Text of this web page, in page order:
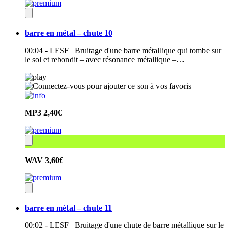
barre en métal – chute 10
00:04 - LESF | Bruitage d'une barre métallique qui tombe sur
le sol et rebondit – avec résonance métallique –…
MP3 2,40€
WAV 3,60€
barre en métal – chute 11
00:02 - LESF | Bruitage d'une chute de barre métallique sur le